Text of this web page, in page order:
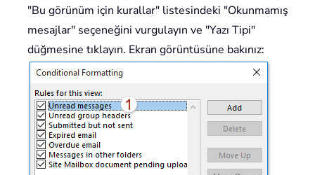
"Bu görünüm için kurallar" listesindeki "Okunmamış
mesajlar" seçeneğini vurgulayın ve "Yazı Tipi"
düğmesine tıklayın. Ekran görüntüsüne bakınız: